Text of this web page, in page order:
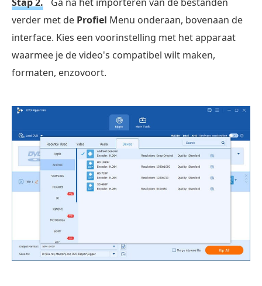
verder met de Profiel Menu onderaan, bovenaan de
interface. Kies een voorinstelling met het apparaat
waarmee je de video's compatibel wilt maken,
formaten, enzovoort.